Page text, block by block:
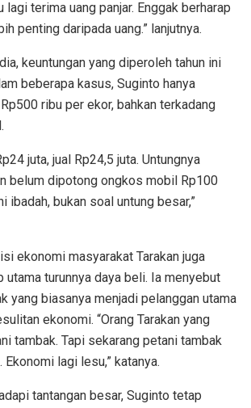
lagi terima uang panjar. Enggak berharap
penting daripada uang.” lanjutnya.
keuntungan yang diperoleh tahun ini
beberapa kasus, Suginto hanya
ribu per ekor, bahkan terkadang
juta, jual Rp24,5 juta. Untungnya
belum dipotong ongkos mobil Rp100
ibadah, bukan soal untung besar,”
ekonomi masyarakat Tarakan juga
utama turunnya daya beli. Ia menyebut
yang biasanya menjadi pelanggan utama
ekonomi. “Orang Tarakan yang
tambak. Tapi sekarang petani tambak
Ekonomi lagi lesu,” katanya.
tantangan besar, Suginto tetap